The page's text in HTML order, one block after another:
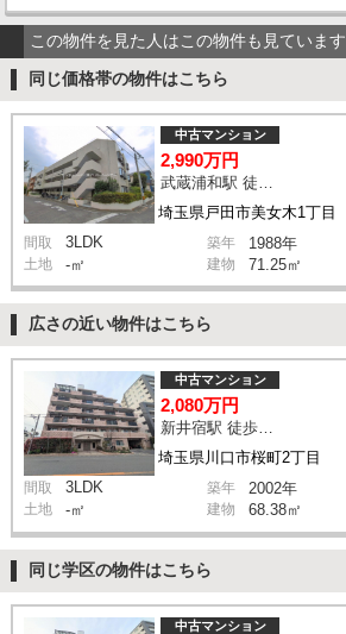
この物件を見た人はこの物件も見ています
同じ価格帯の物件はこちら
埼玉県戸田市美女木1丁目
中古マンション
2,990万円
間取 3LDK 築年 1988年
土地 -㎡ 建物 71.25㎡
広さの近い物件はこちら
埼玉県川口市桜町2丁目
中古マンション
2,080万円
新井宿駅 徒歩10分
間取 3LDK 築年 2002年
土地 -㎡ 建物 68.38㎡
同じ学区の物件はこちら
中古マンション